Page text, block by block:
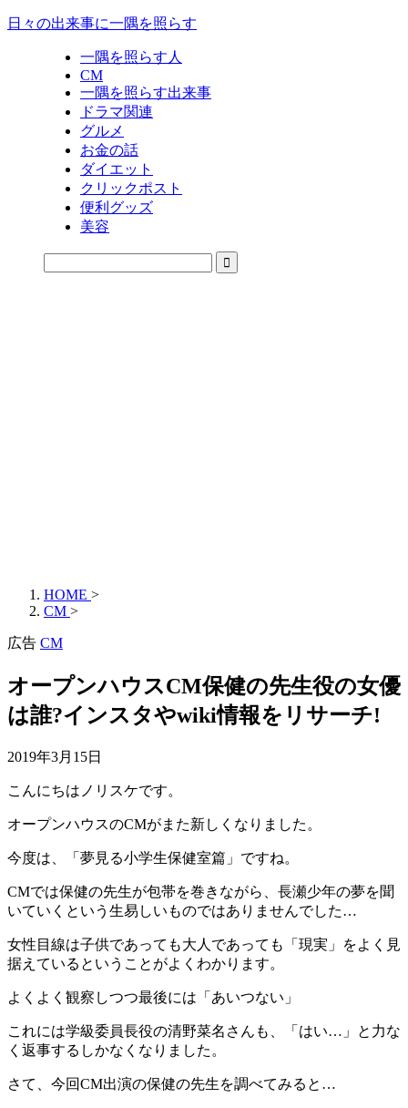
日々の出来事に一隅を照らす
一隅を照らす人
CM
一隅を照らす出来事
ドラマ関連
グルメ
お金の話
ダイエット
クリックポスト
便利グッズ
美容
HOME >
CM >
広告 CM
オープンハウスCM保健の先生役の女優
は誰?インスタやwiki情報をリサーチ!
2019年3月15日
こんにちはノリスケです。
オープンハウスのCMがまた新しくなりました。
今度は、「夢見る小学生保健室篇」ですね。
CMでは保健の先生が包帯を巻きながら、長瀬少年の夢を聞
いていくという生易しいものではありませんでした…
女性目線は子供であっても大人であっても「現実」をよく見
据えているということがよくわかります。
よくよく観察しつつ最後には「あいつない」
これには学級委員長役の清野菜名さんも、「はい…」と力な
く返事するしかなくなりました。
さて、今回CM出演の保健の先生を調べてみると…